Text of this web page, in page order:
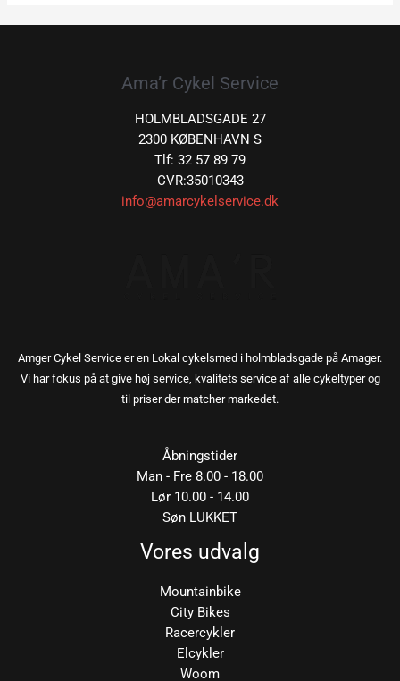
Ama’r Cykel Service
HOLMBLADSGADE 27
2300 KØBENHAVN S
Tlf: 32 57 89 79
CVR:35010343
info@amarcykelservice.dk
Amger Cykel Service er en Lokal cykelsmed i holmbladsgade på Amager.
Vi har fokus på at give høj service, kvalitets service af alle cykeltyper og
til priser der matcher markedet.
Åbningstider
Man - Fre 8.00 - 18.00
Lør 10.00 - 14.00
Søn LUKKET
Vores udvalg
Mountainbike
City Bikes
Racercykler
Elcykler
Woom